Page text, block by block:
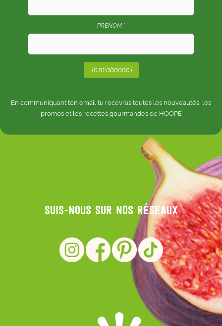
PRENOM *
En communiquant ton email tu recevras toutes les nouveautés, les
promos et les recettes gourmandes de HOOPE
Suis-nous sur nos réseaux